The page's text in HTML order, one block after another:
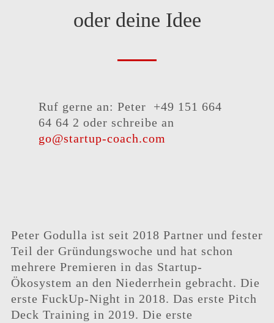
oder deine Idee
Ruf gerne an: Peter +49 151 664
64 64 2 oder schreibe an
go@startup-coach.com
Peter Godulla ist seit 2018 Partner und fester
Teil der Gründungswoche und hat schon
mehrere Premieren in das Startup-
Ökosystem an den Niederrhein gebracht. Die
erste FuckUp-Night in 2018. Das erste Pitch
Deck Training in 2019. Die erste